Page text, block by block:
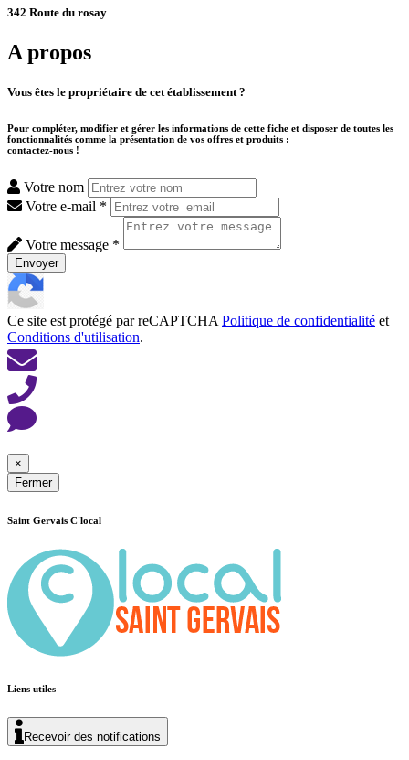
342 Route du rosay
A propos
Vous êtes le propriétaire de cet établissement ?
Pour compléter, modifier et gérer les informations de cette fiche et disposer de toutes les
fonctionnalités comme la présentation de vos offres et produits :
contactez-nous !
Votre nom
Votre e-mail *
Votre message *
Envoyer
Ce site est protégé par reCAPTCHA Politique de confidentialité et
Conditions d'utilisation.
×
Fermer
Saint Gervais C'local
Liens utiles
Recevoir des notifications